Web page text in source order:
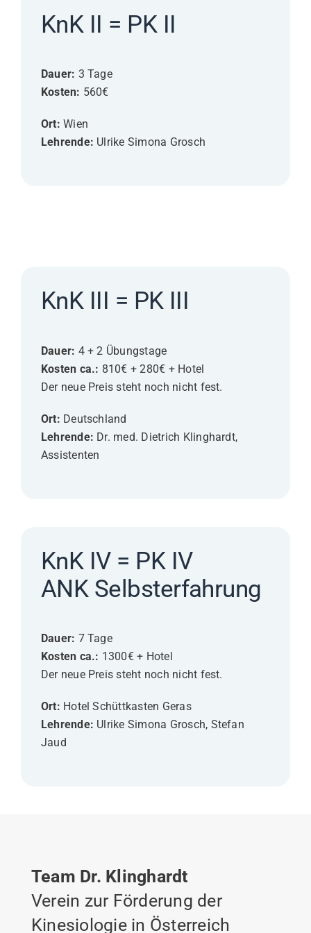
KnK II = PK II
Dauer: 3 Tage
Kosten: 560€
Ort: Wien
Lehrende: Ulrike Simona Grosch
KnK III = PK III
Dauer: 4 + 2 Übungstage
Kosten ca.: 810€ + 280€ + Hotel
Der neue Preis steht noch nicht fest.
Ort: Deutschland
Lehrende: Dr. med. Dietrich Klinghardt,
Assistenten
KnK IV = PK IV
ANK Selbsterfahrung
Dauer: 7 Tage
Kosten ca.: 1300€ + Hotel
Der neue Preis steht noch nicht fest.
Ort: Hotel Schüttkasten Geras
Lehrende: Ulrike Simona Grosch, Stefan
Jaud
Team Dr. Klinghardt
Verein zur Förderung der
Kinesiologie in Österreich